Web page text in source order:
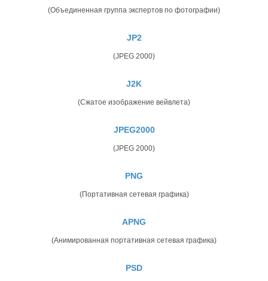
(Объединенная группа экспертов по фотографии)
JP2
(JPEG 2000)
J2K
(Сжатое изображение вейвлета)
JPEG2000
(JPEG 2000)
PNG
(Портативная сетевая графика)
APNG
(Анимированная портативная сетевая графика)
PSD